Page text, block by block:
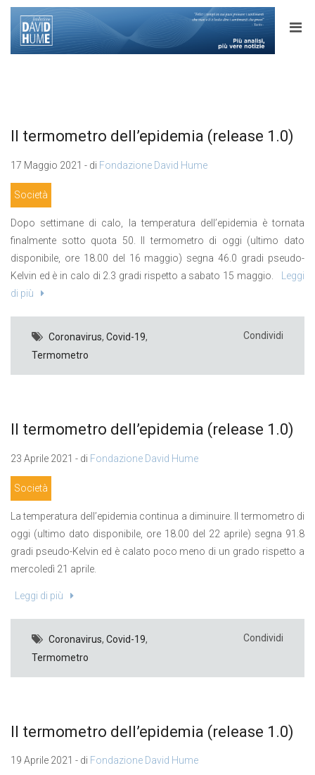
Il termometro dell’epidemia (release 1.0)
17 Maggio 2021 - di Fondazione David Hume
Società
Dopo settimane di calo, la temperatura dell’epidemia è tornata
finalmente sotto quota 50. Il termometro di oggi (ultimo dato
disponibile, ore 18.00 del 16 maggio) segna 46.0 gradi pseudo-
Kelvin ed è in calo di 2.3 gradi rispetto a sabato 15 maggio.
Leggi
di più
Coronavirus, Covid-19,
Termometro
Condividi
Il termometro dell’epidemia (release 1.0)
23 Aprile 2021 - di Fondazione David Hume
Società
La temperatura dell’epidemia continua a diminuire. Il termometro di
oggi (ultimo dato disponibile, ore 18.00 del 22 aprile) segna 91.8
gradi pseudo-Kelvin ed è calato poco meno di un grado rispetto a
mercoledì 21 aprile.
Leggi di più
Coronavirus, Covid-19,
Termometro
Condividi
Il termometro dell’epidemia (release 1.0)
19 Aprile 2021 - di Fondazione David Hume